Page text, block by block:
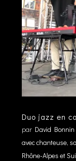
Duo jazz en
par David Bonnin
avec chanteuse,
Rhône-Alpes et